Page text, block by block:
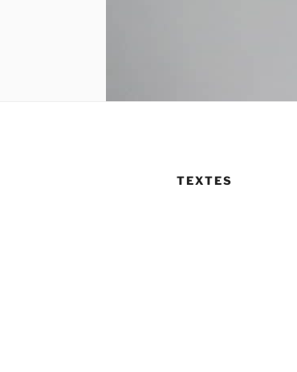
TEXTES